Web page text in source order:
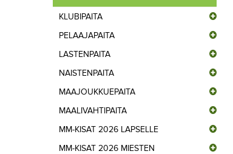
KLUBIPAITA
PELAAJAPAITA
LASTENPAITA
NAISTENPAITA
MAAJOUKKUEPAITA
MAALIVAHTIPAITA
MM-KISAT 2026 LAPSELLE
MM-KISAT 2026 MIESTEN